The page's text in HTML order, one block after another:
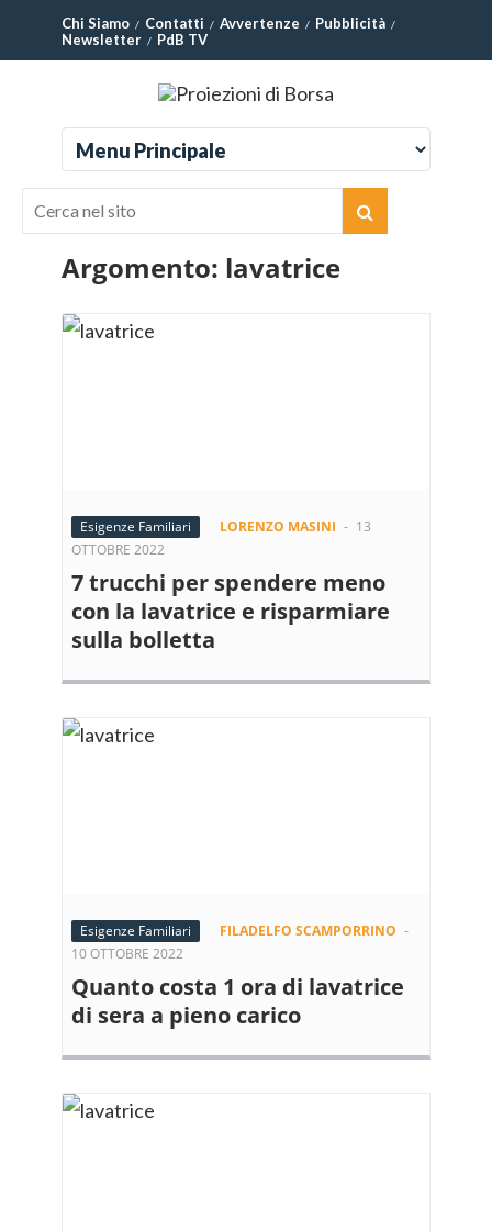
Chi Siamo Contatti Avvertenze
Pubblicità
Newsletter
PdB TV
Argomento: lavatrice
Esigenze Familiari LORENZO MASINI - 13
OTTOBRE 2022
7 trucchi per spendere meno
con la lavatrice e risparmiare
sulla bolletta
Esigenze Familiari FILADELFO SCAMPORRINO -
10 OTTOBRE 2022
Quanto costa 1 ora di lavatrice
di sera a pieno carico